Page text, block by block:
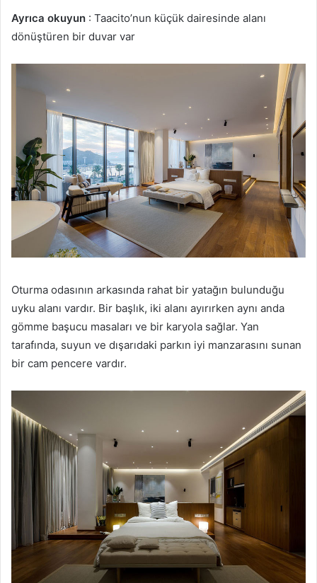
Ayrıca okuyun : Taacito’nun küçük dairesinde alanı
dönüştüren bir duvar var
Oturma odasının arkasında rahat bir yatağın bulunduğu
uyku alanı vardır. Bir başlık, iki alanı ayırırken aynı anda
gömme başucu masaları ve bir karyola sağlar. Yan
tarafında, suyun ve dışarıdaki parkın iyi manzarasını sunan
bir cam pencere vardır.